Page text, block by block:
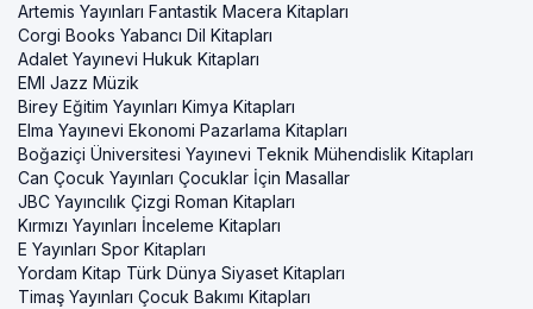
Artemis Yayınları Fantastik Macera Kitapları
Corgi Books Yabancı Dil Kitapları
Adalet Yayınevi Hukuk Kitapları
EMI Jazz Müzik
Birey Eğitim Yayınları Kimya Kitapları
Elma Yayınevi Ekonomi Pazarlama Kitapları
Boğaziçi Üniversitesi Yayınevi Teknik Mühendislik Kitapları
Can Çocuk Yayınları Çocuklar İçin Masallar
JBC Yayıncılık Çizgi Roman Kitapları
Kırmızı Yayınları İnceleme Kitapları
E Yayınları Spor Kitapları
Yordam Kitap Türk Dünya Siyaset Kitapları
Timaş Yayınları Çocuk Bakımı Kitapları